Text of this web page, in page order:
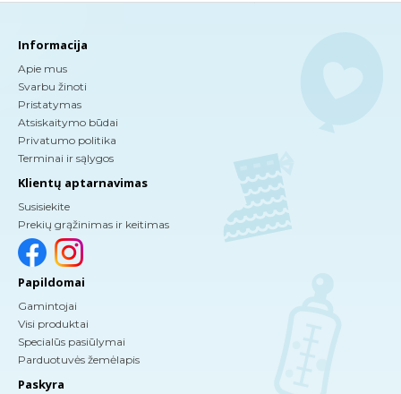
Informacija
Apie mus
Svarbu žinoti
Pristatymas
Atsiskaitymo būdai
Privatumo politika
Terminai ir sąlygos
Klientų aptarnavimas
Susisiekite
Prekių grąžinimas ir keitimas
Papildomai
Gamintojai
Visi produktai
Specialūs pasiūlymai
Parduotuvės žemėlapis
Paskyra